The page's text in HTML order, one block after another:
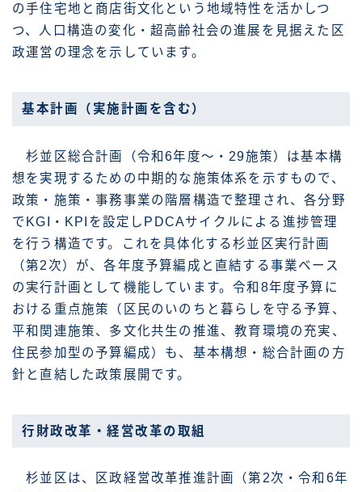
の手住宅地と商店街文化という地域特性を活かしつ
つ、人口構造の変化・超高齢社会の進展を見据えた区
政運営の理念を示しています。
基本計画（実施計画を含む）
杉並区総合計画（令和6年度〜・29施策）は基本構
想を実現するための中期的な施策体系を示すもので、
政策・施策・事務事業の階層構造で整理され、各分野
でKGI・KPIを設定しPDCAサイクルによる進捗管理
を行う構造です。これを具体化する杉並区実行計画
（第2次）が、各年度予算編成と直結する事業ベース
の実行計画として機能しています。令和8年度予算に
おける重点施策（区民のいのちと暮らしを守る予算、
平和関連施策、多文化共生の推進、教育環境の充実、
住民参加型の予算編成）も、基本構想・総合計画の方
針と直結した政策展開です。
行財政改革・経営改革の取組
杉並区は、区政経営改革推進計画（第2次・令和6年